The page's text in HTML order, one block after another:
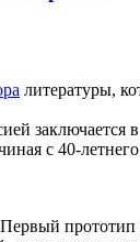
литературы,
заключается
с 40-